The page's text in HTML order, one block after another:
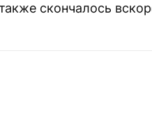
скончалось